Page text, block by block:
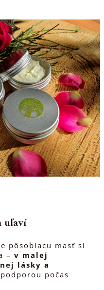
uľaví
pôsobiacu masť si
– v malej
lásky a
počas